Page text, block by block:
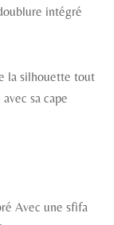
intégré
la silhouette tout
sa cape
Avec une sfifa